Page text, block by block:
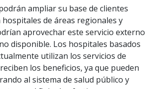
ampliar su base de clientes
de áreas regionales y
aprovechar este servicio externo
disponible. Los hospitales basados
utilizan los servicios de
los beneficios, ya que pueden
al sistema de salud público y